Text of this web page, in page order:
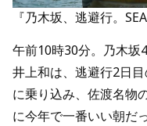
『乃木坂、逃避行。
午前10時30分。乃木坂
井上和は、逃避行2日
に乗り込み、佐渡名物
に今年で一番いい朝だ